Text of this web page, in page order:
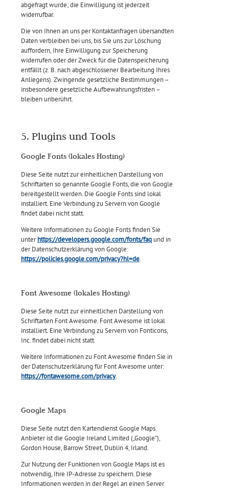
abgefragt wurde; die Einwilligung ist jederzeit
widerrufbar.
Die von Ihnen an uns per Kontaktanfragen übersandten
Daten verbleiben bei uns, bis Sie uns zur Löschung
auffordern, Ihre Einwilligung zur Speicherung
widerrufen oder der Zweck für die Datenspeicherung
entfällt (z. B. nach abgeschlossener Bearbeitung Ihres
Anliegens). Zwingende gesetzliche Bestimmungen –
insbesondere gesetzliche Aufbewahrungsfristen –
bleiben unberührt.
5. Plugins und Tools
Google Fonts (lokales Hosting)
Diese Seite nutzt zur einheitlichen Darstellung von
Schriftarten so genannte Google Fonts, die von Google
bereitgestellt werden. Die Google Fonts sind lokal
installiert. Eine Verbindung zu Servern von Google
findet dabei nicht statt.
Weitere Informationen zu Google Fonts finden Sie
unterhttps://developers.google.com/fonts/faq und in
der Datenschutzerklärung von Google:
https://policies.google.com/privacy?hl=de
Font Awesome (lokales Hosting)
Diese Seite nutzt zur einheitlichen Darstellung von
Schriftarten Font Awesome. Font Awesome ist lokal
installiert. Eine Verbindung zu Servern von Fonticons,
Inc. findet dabei nicht statt.
Weitere Informationen zu Font Awesome finden Sie in
der Datenschutzerklärung für Font Awesome unter:
https://fontawesome.com/privacy.
Google Maps
Diese Seite nutzt den Kartendienst Google Maps.
Anbieter ist die Google Ireland Limited („Google“),
Gordon House, Barrow Street, Dublin 4, Irland.
Zur Nutzung der Funktionen von Google Maps ist es
notwendig, Ihre IP-Adresse zu speichern. Diese
Informationen werden in der Regel an einen Server